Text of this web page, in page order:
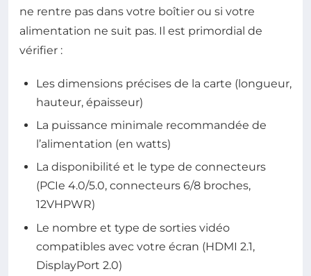
ne rentre pas dans votre boîtier ou si votre
alimentation ne suit pas. Il est primordial de
vérifier :
Les dimensions précises de la carte (longueur,
hauteur, épaisseur)
La puissance minimale recommandée de
l’alimentation (en watts)
La disponibilité et le type de connecteurs
(PCIe 4.0/5.0, connecteurs 6/8 broches,
12VHPWR)
Le nombre et type de sorties vidéo
compatibles avec votre écran (HDMI 2.1,
DisplayPort 2.0)